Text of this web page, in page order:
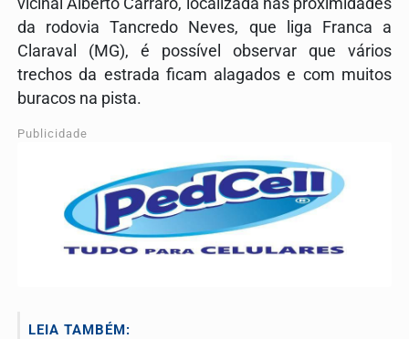
da rodovia Tancredo Neves, que liga Franca a
Claraval (MG), é possível observar que vários
trechos da estrada ficam alagados e com muitos
buracos na pista.
Publicidade
LEIA TAMBÉM: